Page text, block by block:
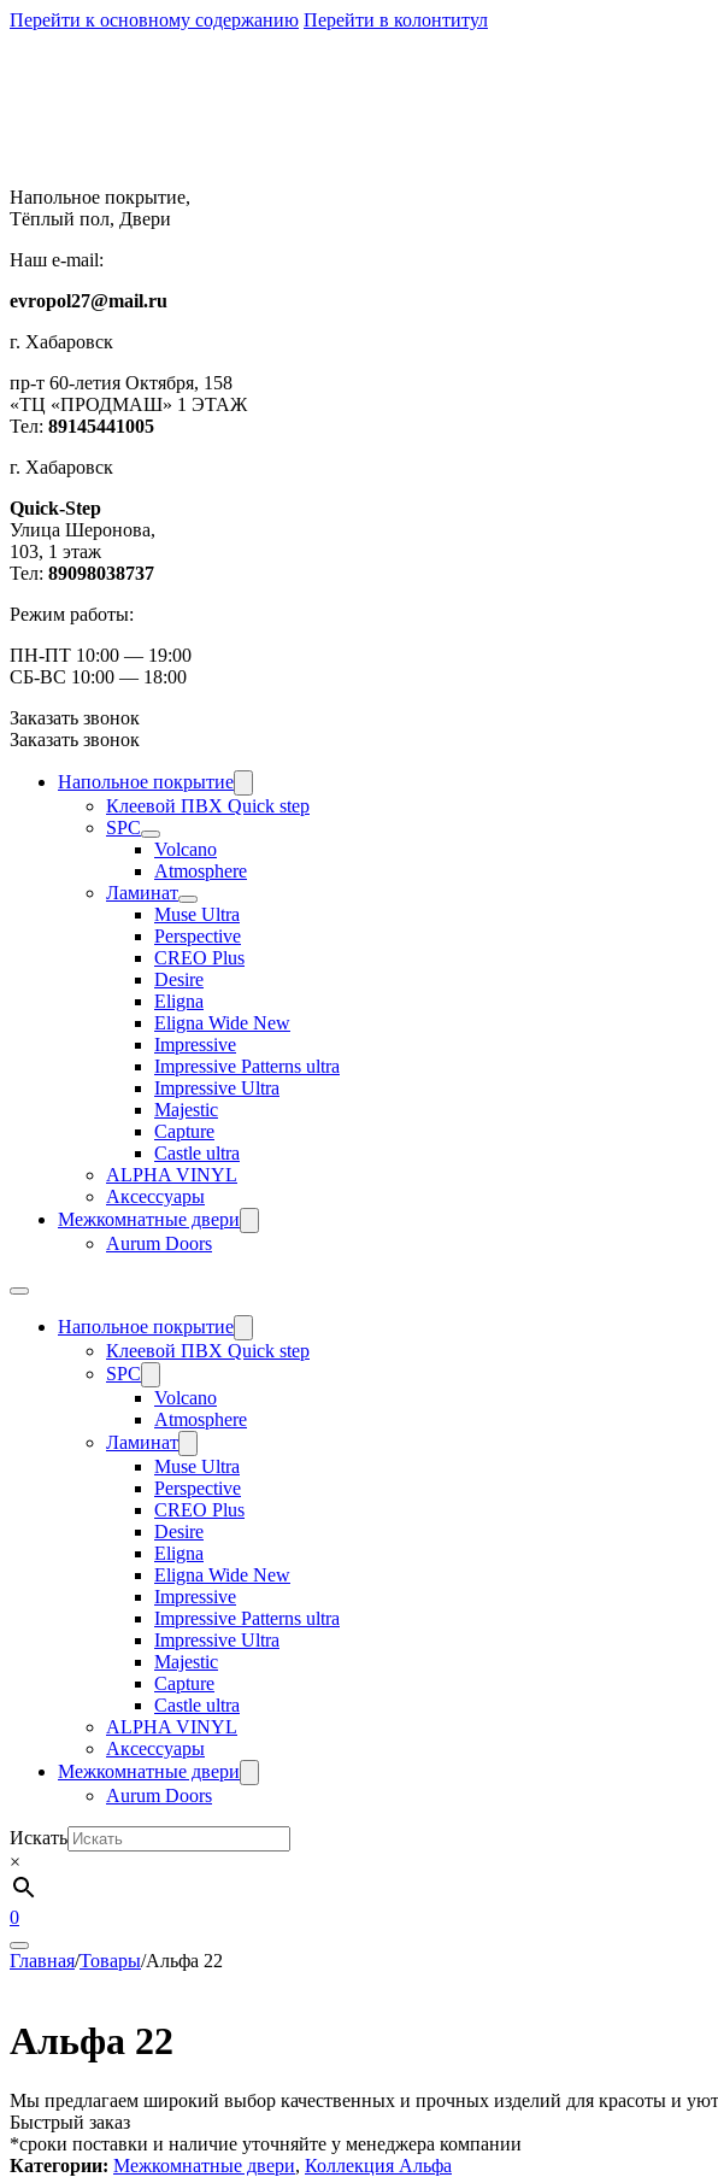
Перейти к основному содержанию Перейти в колонтитул
Напольное покрытие,
Тёплый пол, Двери
Наш e-mail:
evropol27@mail.ru
г. Хабаровск
пр-т 60-летия Октября, 158
«ТЦ «ПРОДМАШ» 1 ЭТАЖ
Тел: 89145441005
г. Хабаровск
Quick-Step
​Улица Шеронова,
103, ​1 этаж
Тел: 89098038737
Режим работы:
ПН-ПТ 10:00 — 19:00
СБ-ВС 10:00 — 18:00
Заказать звонок
Заказать звонок
Напольное покрытие
Клеевой ПВХ Quick step
SPC
Volcano
Atmosphere
Ламинат
Muse Ultra
Perspective
CREO Plus
Desire
Eligna
Eligna Wide New
Impressive
Impressive Patterns ultra
Impressive Ultra
Majestic
Capture
Castle ultra
ALPHA VINYL
Аксессуары
Межкомнатные двери
Aurum Doors
Напольное покрытие
Клеевой ПВХ Quick step
SPC
Volcano
Atmosphere
Ламинат
Muse Ultra
Perspective
CREO Plus
Desire
Eligna
Eligna Wide New
Impressive
Impressive Patterns ultra
Impressive Ultra
Majestic
Capture
Castle ultra
ALPHA VINYL
Аксессуары
Межкомнатные двери
Aurum Doors
Искать
×
0
Главная/Товары/Альфа 22
Альфа 22
Мы предлагаем широкий выбор качественных и прочных изделий для красоты и
Быстрый заказ
*сроки поставки и наличие уточняйте у менеджера компании
Категории: Межкомнатные двери, Коллекция Альфа